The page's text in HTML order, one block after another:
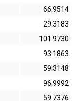
66.9514
29.3183
101.9730
93.1863
59.3148
96.9992
59.7376